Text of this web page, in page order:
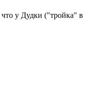
у Дудки ("тройка" в